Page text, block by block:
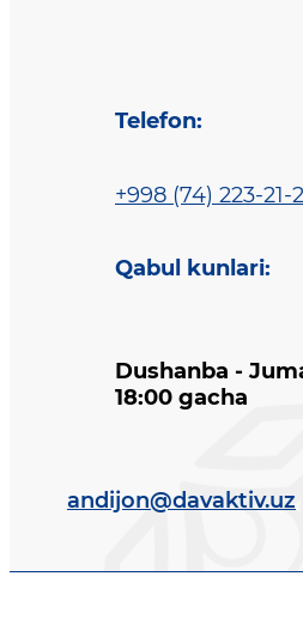
Telefon:
+998 (74) 223-21-
Qabul kunlari:
Dushanba -
18:00 gacha
andijon@davaktiv.uz